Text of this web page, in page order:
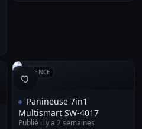
RÉFÉRENCE
Panineuse 7in1
Multismart SW-4017
Publié il y a 2 semaines